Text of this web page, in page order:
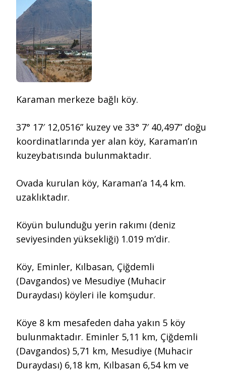
Karaman merkeze bağlı köy.
37° 17′ 12,0516” kuzey ve 33° 7′ 40,497” doğu
koordinatlarında yer alan köy, Karaman’ın
kuzeybatısında bulunmaktadır.
Ovada kurulan köy, Karaman’a 14,4 km.
uzaklıktadır.
Köyün bulunduğu yerin rakımı (deniz
seviyesinden yüksekliği) 1.019 m’dir.
Köy, Eminler, Kılbasan, Çiğdemli
(Davgandos) ve Mesudiye (Muhacir
Duraydası) köyleri ile komşudur.
Köye 8 km mesafeden daha yakın 5 köy
bulunmaktadır. Eminler 5,11 km, Çiğdemli
(Davgandos) 5,71 km, Mesudiye (Muhacir
Duraydası) 6,18 km, Kılbasan 6,54 km ve